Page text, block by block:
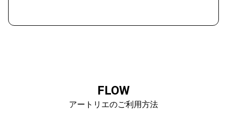
FLOW
アートリエのご利用方法